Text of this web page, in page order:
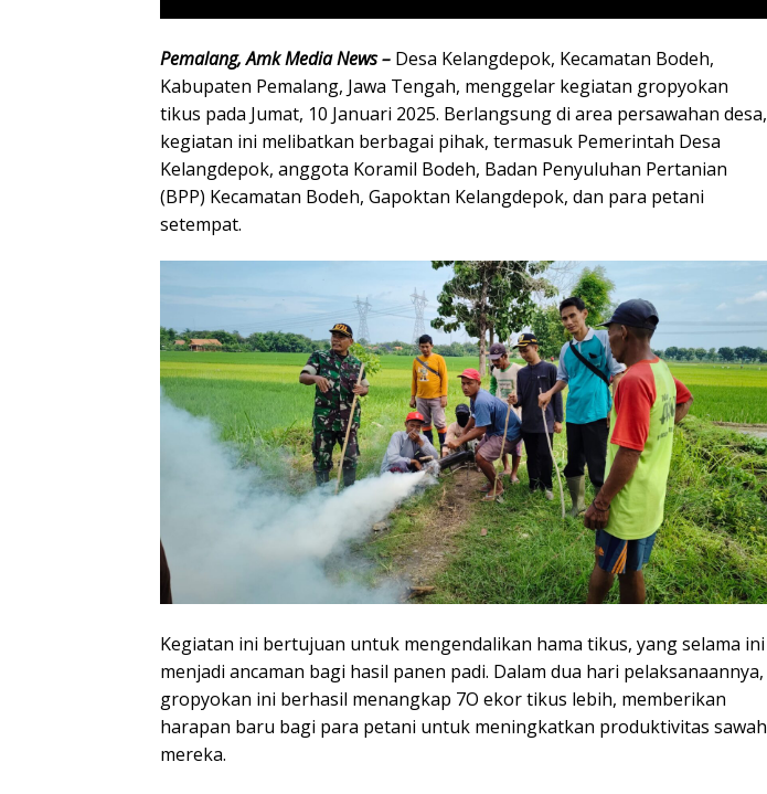
Pemalang, Amk Media News – Desa Kelangdepok, Kecamatan Bodeh,
Kabupaten Pemalang, Jawa Tengah, menggelar kegiatan gropyokan
tikus pada Jumat, 10 Januari 2025. Berlangsung di area persawahan desa,
kegiatan ini melibatkan berbagai pihak, termasuk Pemerintah Desa
Kelangdepok, anggota Koramil Bodeh, Badan Penyuluhan Pertanian
(BPP) Kecamatan Bodeh, Gapoktan Kelangdepok, dan para petani
setempat.
Kegiatan ini bertujuan untuk mengendalikan hama tikus, yang selama ini
menjadi ancaman bagi hasil panen padi. Dalam dua hari pelaksanaannya,
gropyokan ini berhasil menangkap 7O ekor tikus lebih, memberikan
harapan baru bagi para petani untuk meningkatkan produktivitas sawah
mereka.